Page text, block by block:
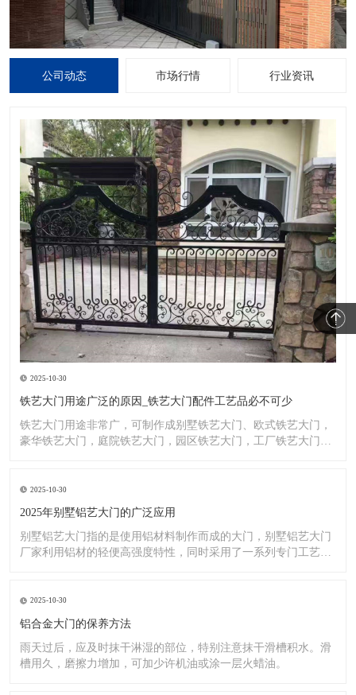
公司动态 市场行情 行业资讯
2025-10-30
铁艺大门用途广泛的原因_铁艺大门配件工艺品必不可少
铁艺大门用途非常广，可制作成别墅铁艺大门、欧式铁艺大门，
豪华铁艺大门，庭院铁艺大门，园区铁艺大门，工厂铁艺大门大
2025-10-30
2025年别墅铝艺大门的广泛应用
别墅铝艺大门指的是使用铝材料制作而成的大门，别墅铝艺大门
厂家利用铝材的轻便高强度特性，同时采用了一系列专门工艺，
2025-10-30
铝合金大门的保养方法
雨天过后，应及时抹干淋湿的部位，特别注意抹干滑槽积水。滑
槽用久，磨擦力增加，可加少许机油或涂一层火蜡油。